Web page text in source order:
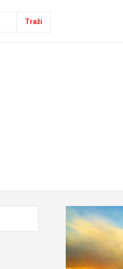
Traži